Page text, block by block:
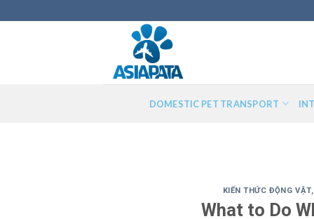
to
DOMESTIC PET TRANSPORT
KIẾN THỨC ĐỘNG VẬT
What to Do